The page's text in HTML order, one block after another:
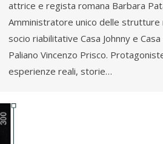
attrice e regista romana Barbara
Amministratore unico delle strutture
socio riabilitative Casa Johnny e
Paliano Vincenzo Prisco.
esperienze reali, storie…